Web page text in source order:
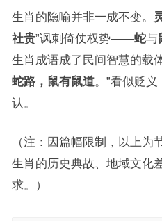
生肖的隐喻并非一成不变。
社贵”讽刺倚仗权势——蛇与
生肖成语成了民间智慧的载
蛇路，鼠有鼠道。”看似贬
认。
（注：因篇幅限制，以上为
生肖的历史典故、地域文化
求。）